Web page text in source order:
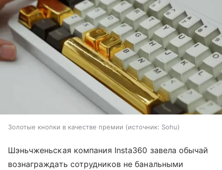
Золотые кнопки в качестве премии источник: Sohu
Шэньчженьская компания Insta360 завела обычай
вознаграждать сотрудников не банальными